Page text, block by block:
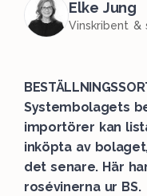
Elke Jung
Vinskribent &
Systembolagets
importörer kan
inköpta av
det senare. Här
rosévinerna ur BS.